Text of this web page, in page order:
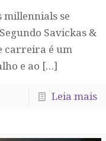
millennials se
Savickas &
carreira é um
e ao […]
Leia mais